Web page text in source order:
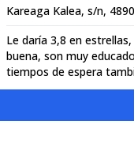
Kareaga Kalea, s/n,
Le daría 3,8 en
buena, son muy
tiempos de espera